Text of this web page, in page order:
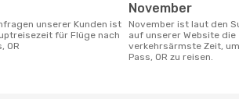
für Flüge nach
OR
November
November ist laut den Suchanfragen
auf unserer Website die
verkehrsärmste Zeit,
Pass, OR zu reisen.